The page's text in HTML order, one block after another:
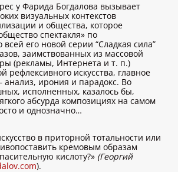
у Фарида Богдалова вызывает
визуальных контекстов
и общества, которое
спектакля» по
его новой серии “Сладкая сила”
заимствованных из массовой
(рекламы, Интернета и т. п.)
рефлексивного искусства, главное
анализ, ирония и парадокс. Во
исполненных, казалось бы,
абсурда композициях на самом
и однозначно…
в приторной тотальности или
кремовым образам
кислоту?» (Георгий
).